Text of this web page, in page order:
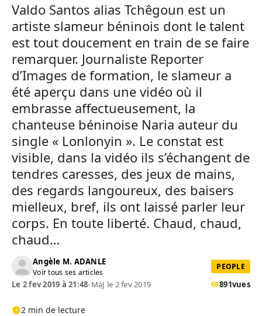
Valdo Santos alias Tchêgoun est un
artiste slameur béninois dont le talent
est tout doucement en train de se faire
remarquer. Journaliste Reporter
d’Images de formation, le slameur a
été aperçu dans une vidéo où il
embrasse affectueusement, la
chanteuse béninoise Naria auteur du
single « Lonlonyin ». Le constat est
visible, dans la vidéo ils s’échangent de
tendres caresses, des jeux de mains,
des regards langoureux, des baisers
mielleux, bref, ils ont laissé parler leur
corps. En toute liberté. Chaud, chaud,
chaud…
Angèle M. ADANLE
Voir tous ses articles
PEOPLE
Le 2 fev 2019 à 21:48•MàJ le 2 fev 2019 891vues
2 min de lecture